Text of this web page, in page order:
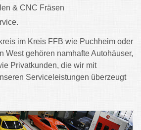
& CNC Fräsen
im Kreis FFB wie Puchheim oder
West gehören namhafte Autohäuser,
Privatkunden, die wir mit
Serviceleistungen überzeugt